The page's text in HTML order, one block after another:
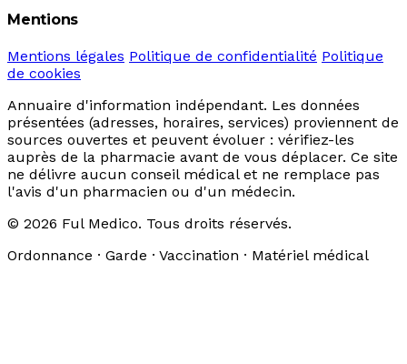
Mentions
Mentions légales Politique de confidentialité Politique
de cookies
Annuaire d'information indépendant. Les données
présentées (adresses, horaires, services) proviennent de
sources ouvertes et peuvent évoluer : vérifiez-les
auprès de la pharmacie avant de vous déplacer. Ce site
ne délivre aucun conseil médical et ne remplace pas
l'avis d'un pharmacien ou d'un médecin.
© 2026 Ful Medico. Tous droits réservés.
Ordonnance · Garde · Vaccination · Matériel médical